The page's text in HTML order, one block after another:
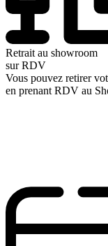
Retrait au showroom
sur RDV
Vous pouvez retirer
en prenant RDV au